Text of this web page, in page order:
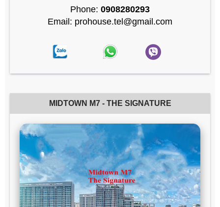
Phone: 0908280293
Email: prohouse.tel@gmail.com
MIDTOWN M7 - THE SIGNATURE